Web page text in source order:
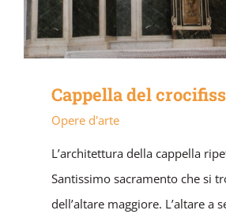
Cappella del
Opere d'arte
L’architettura della cappella
Santissimo sacramento che si
dell’altare maggiore. L’altare a